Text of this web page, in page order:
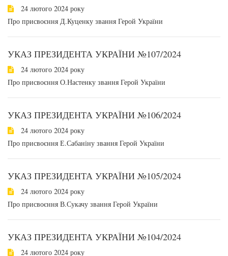
24 лютого 2024 року
Про присвоєння Д.Куценку звання Герой України
УКАЗ ПРЕЗИДЕНТА УКРАЇНИ №107/2024
24 лютого 2024 року
Про присвоєння О.Настенку звання Герой України
УКАЗ ПРЕЗИДЕНТА УКРАЇНИ №106/2024
24 лютого 2024 року
Про присвоєння Е.Сабаніну звання Герой України
УКАЗ ПРЕЗИДЕНТА УКРАЇНИ №105/2024
24 лютого 2024 року
Про присвоєння В.Сукачу звання Герой України
УКАЗ ПРЕЗИДЕНТА УКРАЇНИ №104/2024
24 лютого 2024 року